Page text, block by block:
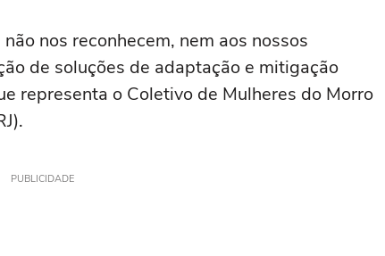
nos reconhecem, nem aos nossos
de soluções de adaptação e mitigação
representa o Coletivo de Mulheres do Morro
PUBLICIDADE